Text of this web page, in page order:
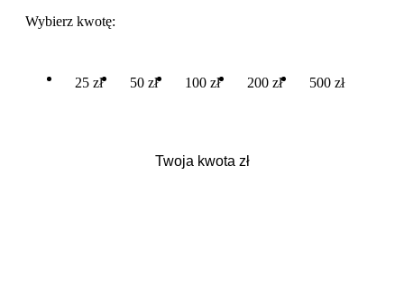
Wybierz kwotę:
25 zł 50 zł 100 zł 200 zł 500 zł